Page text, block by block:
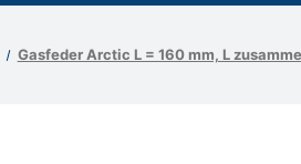
Gasfeder Arctic L = 160 mm, L